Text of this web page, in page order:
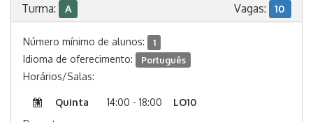
Turma: A Vagas: 10
Número mínimo de alunos: 1
Idioma de oferecimento: Português
Horários/Salas:
Quinta 14:00 - 18:00
LO10